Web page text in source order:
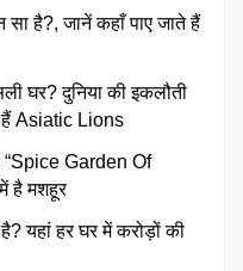
सा है?, जानें कहाँ पाए जाते हैं
घर? दुनिया की इकलौती
Asiatic Lions
“Spice Garden Of
है मशहूर
यहां हर घर में करोड़ों की